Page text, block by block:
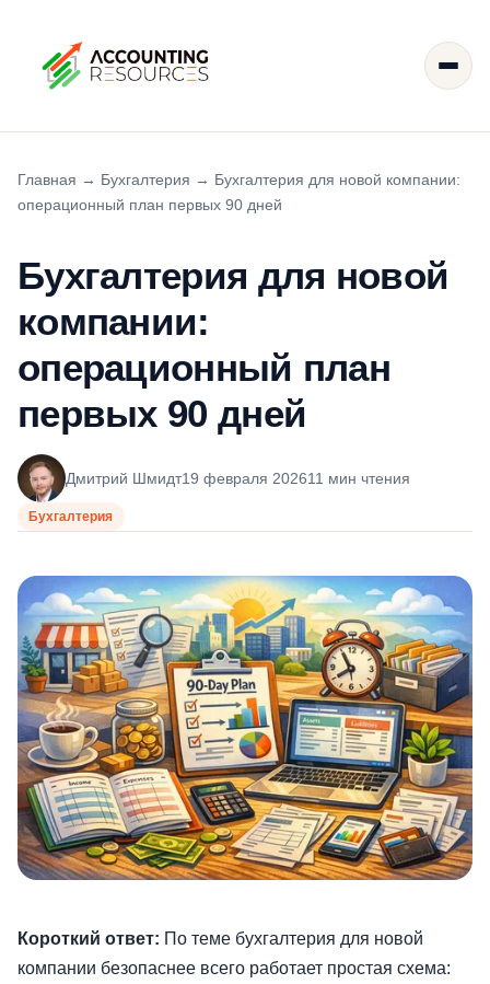
Главная → Бухгалтерия → Бухгалтерия для новой компании:
операционный план первых 90 дней
Бухгалтерия для новой
компании:
операционный план
первых 90 дней
Дмитрий Шмидт19 февраля 202611 мин чтения
Бухгалтерия
Короткий ответ: По теме бухгалтерия для новой
компании безопаснее всего работает простая схема: